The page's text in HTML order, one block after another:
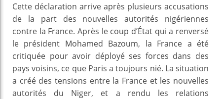
Cette déclaration arrive après plusieurs accusations
de la part des nouvelles autorités nigériennes
contre la France. Après le coup d’État qui a renversé
le président Mohamed Bazoum, la France a été
critiquée pour avoir déployé ses forces dans des
pays voisins, ce que Paris a toujours nié. La situation
a créé des tensions entre la France et les nouvelles
autorités du Niger, et a rendu les relations